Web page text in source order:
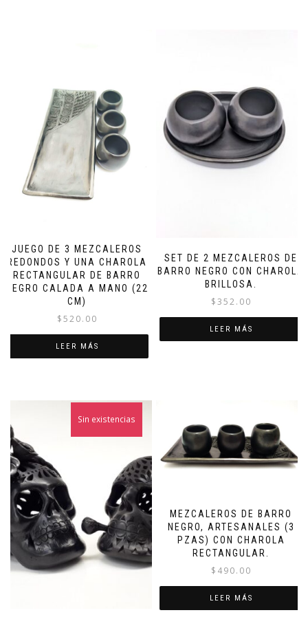
JUEGO DE 3 MEZCALEROS
REDONDOS Y UNA CHAROLA
RECTANGULAR DE BARRO
NEGRO CALADA A MANO (22
CM)
$520.00
LEER MÁS
SET DE 2 MEZCALEROS DE
BARRO NEGRO CON CHAROLA
BRILLOSA.
$352.00
LEER MÁS
¡Oferta!
Sin existencias
MEZCALEROS DE BARRO
NEGRO, ARTESANALES (3
PZAS) CON CHAROLA
RECTANGULAR.
$ 490.00
LEER MÁS